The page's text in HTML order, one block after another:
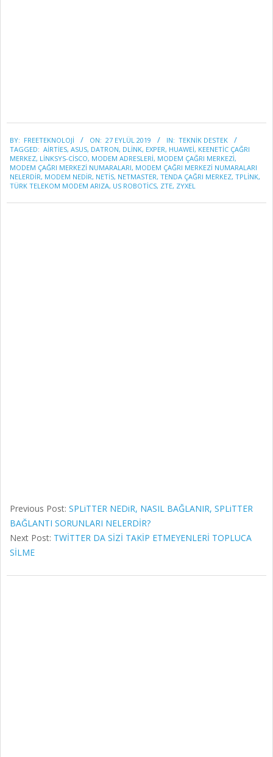
09-
27
BY: FREETEKNOLOJI ON: 27 EYLÜL 2019 IN: TEKNİK DESTEK
TAGGED: AIRTIES, ASUS, DATRON, DLİNK, EXPER, HUAWEI, KEENETIC ÇAĞRI
MERKEZ, LİNKSYS-CİSCO, MODEM ADRESLERİ, MODEM ÇAĞRI MERKEZİ,
MODEM ÇAĞRI MERKEZİ NUMARALARI, MODEM ÇAĞRI MERKEZİ NUMARALARI
NELERDİR, MODEM NEDİR, NETİS, NETMASTER, TENDA ÇAĞRI MERKEZ, TPLINK,
TÜRK TELEKOM MODEM ARIZA, US ROBOTİCS, ZTE, ZYXEL
Previous Post: SPLiTTER NEDiR, NASIL BAĞLANIR, SPLiTTER
BAĞLANTI SORUNLARI NELERDİR?
Next Post: TWİTTER DA SİZİ TAKİP ETMEYENLERİ TOPLUCA
SİLME